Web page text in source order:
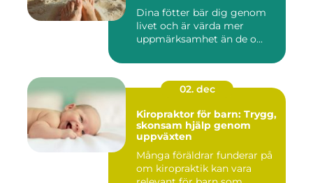
Dina fötter bär dig genom
livet och är värda mer
uppmärksamhet än de o...
02. dec
Kiropraktor för barn: Trygg,
skonsam hjälp genom
uppväxten
Många föräldrar funderar på
om kiropraktik kan vara